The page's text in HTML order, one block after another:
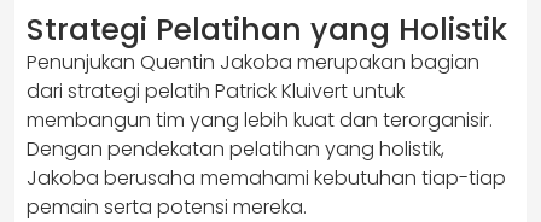
Strategi Pelatihan yang Holistik
Penunjukan Quentin Jakoba merupakan bagian
dari strategi pelatih Patrick Kluivert untuk
membangun tim yang lebih kuat dan terorganisir.
Dengan pendekatan pelatihan yang holistik,
Jakoba berusaha memahami kebutuhan tiap-tiap
pemain serta potensi mereka.